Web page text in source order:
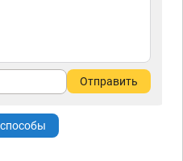
Отправить